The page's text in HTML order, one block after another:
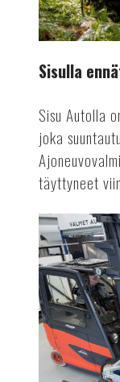
Sisulla
Sisu Autolla
joka
täyttyneet
Lisää
kapasiteettia
akkutestaukseen